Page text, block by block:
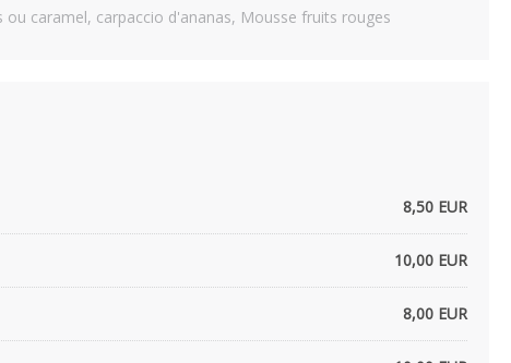
caramel, carpaccio d'ananas, Mousse fruits rouges
8,50 EUR
10,00 EUR
8,00 EUR